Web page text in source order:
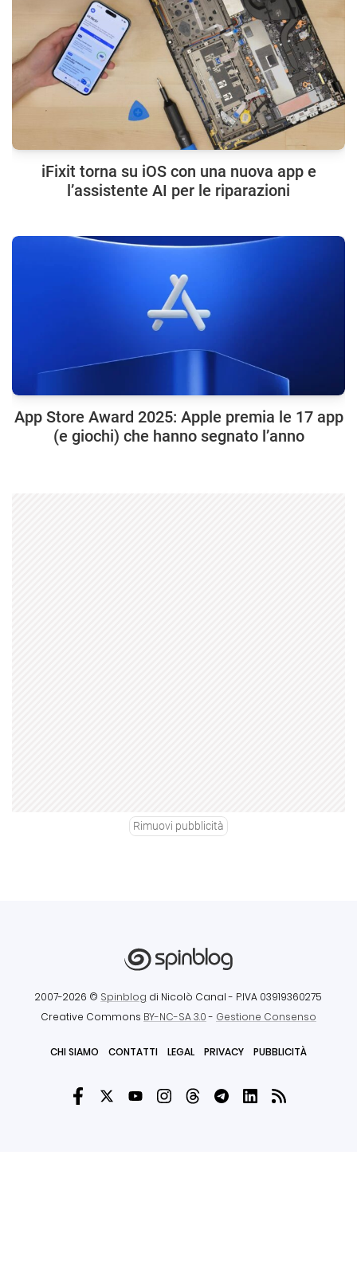
iFixit torna su iOS con una nuova app e
l’assistente AI per le riparazioni
App Store Award 2025: Apple premia le 17 app
(e giochi) che hanno segnato l’anno
Rimuovi pubblicità
2007-2026 © Spinblog di Nicolò Canal - P.IVA 03919360275
Creative Commons BY-NC-SA 3.0- Gestione Consenso
CHI SIAMO CONTATTI LEGAL PRIVACY PUBBLICITÀ